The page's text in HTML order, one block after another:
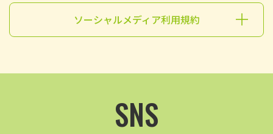
ソーシャルメディア利用規約
SNS